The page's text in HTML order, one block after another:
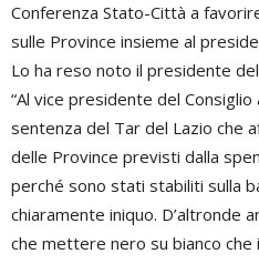
Conferenza Stato-Città a
sulle Province insieme al
Lo ha reso noto il presidente
“Al vice presidente del Consiglio
sentenza del Tar del Lazio che
delle Province previsti dalla
perché sono stati stabiliti sulla
chiaramente iniquo. D’altronde
che mettere nero su bianco